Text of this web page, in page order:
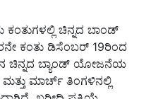
ಚಿನ್ನದ ಬಾಂಡ್‌
ಕಂತು ಡಿಸೆಂಬರ್‌ 19ರಿಂದ
ಚಿನ್ನದ ಬ್ಯಾಂಡ್‌ ಯೋಜನೆಯ
ಮಾರ್ಚ್‌ ತಿಂಗಳಿನಲ್ಲಿ